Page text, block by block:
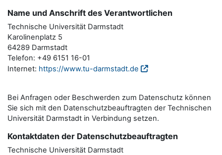
Name und Anschrift des Verantwortlichen
Technische Universität Darmstadt
Karolinenplatz 5
64289 Darmstadt
Telefon: +49 6151 16-01
Internet: https://www.tu-darmstadt.de
Bei Anfragen oder Beschwerden zum Datenschutz können
Sie sich mit den Datenschutzbeauftragten der Technischen
Universität Darmstadt in Verbindung setzen.
Kontaktdaten der Datenschutzbeauftragten
Technische Universität Darmstadt